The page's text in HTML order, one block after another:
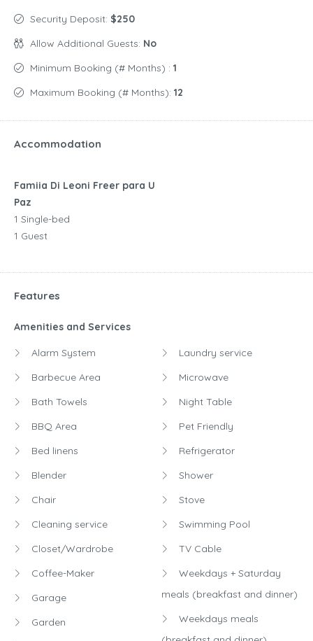
Security Deposit: $250
Allow Additional Guests: No
Minimum Booking (# Months) : 1
Maximum Booking (# Months): 12
Accommodation
Famiia Di Leoni Freer para U
Paz
1 Single-bed
1 Guest
Features
Amenities and Services
Alarm System
Barbecue Area
Bath Towels
BBQ Area
Bed linens
Blender
Chair
Cleaning service
Closet/Wardrobe
Coffee-Maker
Garage
Garden
Laundry service
Microwave
Night Table
Pet Friendly
Refrigerator
Shower
Stove
Swimming Pool
TV Cable
Weekdays + Saturday
meals (breakfast and dinner)
Weekdays meals